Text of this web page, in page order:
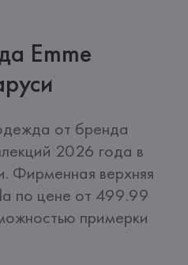
Emme
2026 года в
Фирменная верхняя
по цене от 499.99
примерки